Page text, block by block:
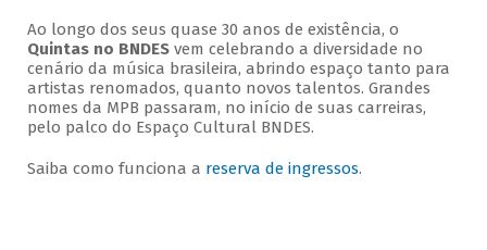
Ao longo dos seus quase 30 anos de existência, o
Quintas no BNDESvem celebrando a diversidade no
cenário da música brasileira, abrindo espaço tanto para
artistas renomados, quanto novos talentos. Grandes
nomes da MPB passaram, no início de suas carreiras,
pelo palco do Espaço Cultural BNDES.
Saiba como funciona a reserva de ingressos.